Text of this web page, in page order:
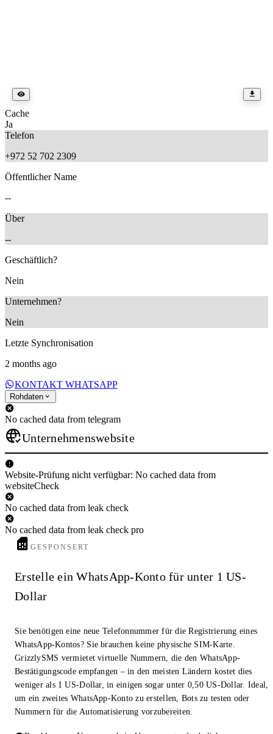
Cache
Ja
Telefon
+972 52 702 2309
Öffentlicher Name
--
Über
--
Geschäftlich?
Nein
Unternehmen?
Nein
Letzte Synchronisation
2 months ago
KONTAKT WHATSAPP
Rohdaten
No cached data from telegram
Unternehmenswebsite
Website-Prüfung nicht verfügbar: No cached data from
websiteCheck
No cached data from leak check
No cached data from leak check pro
GESPONSERT
Erstelle ein WhatsApp-Konto für unter 1 US-
Dollar
Sie benötigen eine neue Telefonnummer für die Registrierung eines
WhatsApp-Kontos? Sie brauchen keine physische SIM-Karte.
GrizzlySMS vermietet virtuelle Nummern, die den WhatsApp-
Bestätigungscode empfangen – in den meisten Ländern kostet dies
weniger als 1 US-Dollar, in einigen sogar unter 0,50 US-Dollar. Ideal,
um ein zweites WhatsApp-Konto zu erstellen, Bots zu testen oder
Nummern für die Automatisierung vorzubereiten.